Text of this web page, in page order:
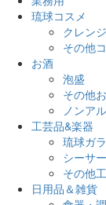
琉球コスメ
クレン
その他
お酒
泡盛
その他
ノンア
工芸品&楽器
琉球ガ
シーサー
その他
日用品＆雑貨